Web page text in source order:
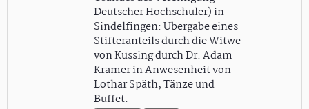
Deutscher Hochschüler) in
Sindelfingen: Übergabe eines
Stifteranteils durch die Witwe
von Kussing durch Dr. Adam
Krämer in Anwesenheit von
Lothar Späth; Tänze und
Buffet.